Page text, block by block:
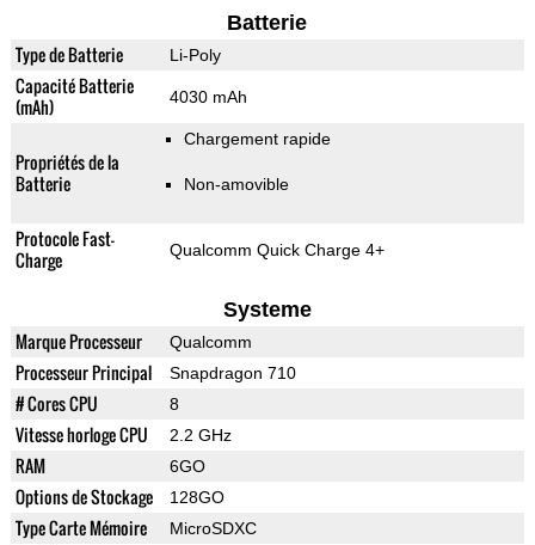
Batterie
Type de Batterie Li-Poly
Capacité Batterie
(mAh)
4030 mAh
Propriétés de la
Batterie
Chargement rapide
Non-amovible
Protocole Fast-
Charge
Qualcomm Quick Charge 4+
Systeme
Marque Processeur Qualcomm
Processeur Principal Snapdragon 710
# Cores CPU 8
Vitesse horloge CPU 2.2 GHz
RAM 6GO
Options de Stockage 128GO
Type Carte Mémoire MicroSDXC